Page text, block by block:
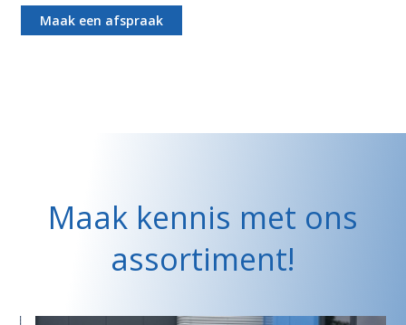
Maak een afspraak
Maak kennis met ons
assortiment!